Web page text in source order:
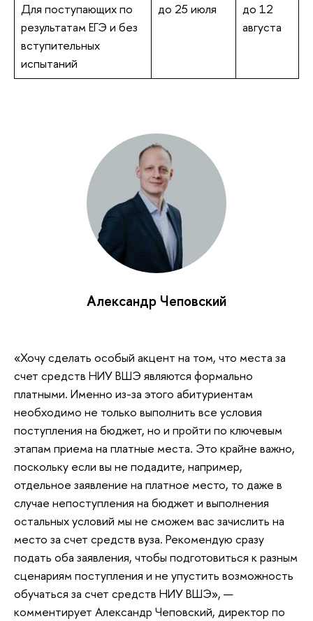
Для поступающих по
результатам ЕГЭ и без
вступительных
испытаний
до 25 июля
до 12
августа
Александр Чеповский
«Хочу сделать особый акцент на том, что места за
счет средств НИУ ВШЭ являются формально
платными. Именно из-за этого абитуриентам
необходимо не только выполнить все условия
поступления на бюджет, но и пройти по ключевым
этапам приема на платные места. Это крайне важно,
поскольку если вы не подадите, например,
отдельное заявление на платное место, то даже в
случае непоступления на бюджет и выполнения
остальных условий мы не сможем вас зачислить на
место за счет средств вуза. Рекомендую сразу
подать оба заявления, чтобы подготовиться к разным
сценариям поступления и не упустить возможность
обучаться за счет средств НИУ ВШЭ», —
комментирует Александр Чеповский, директор по